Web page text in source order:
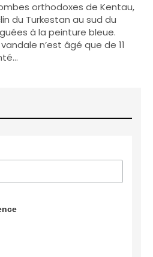
orthodoxes de Kentau,
du Turkestan au sud du
à la peinture bleue.
n’est âgé que de 11